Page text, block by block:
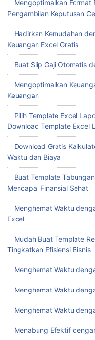
Download Gratis
Buat Template
Excel
Tingkatkan Efisiensi Bisnis
Menghemat Waktu
Menghemat Waktu
Menabung Efektif
Mudahkan Laporan
Template Laporan
Mengoptimalkan Bisnis Anda